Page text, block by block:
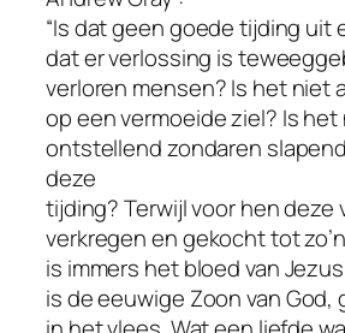
“Is dat geen goede tijding uit
dat er verlossing is
verloren mensen? Is het niet
op een vermoeide ziel? Is
ontstellend zondaren
deze
tijding? Terwijl voor hen deze
verkregen en gekocht tot
is immers het bloed van
is de eeuwige Zoon van God,